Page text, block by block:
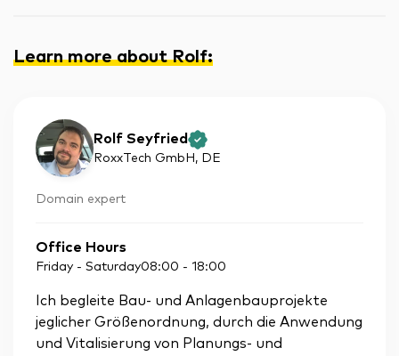
Learn more about Rolf:
Rolf Seyfried
RoxxTech GmbH , DE
Domain expert
Office Hours
Friday - Saturday08:00 - 18:00
Ich begleite Bau- und Anlagenbauprojekte
jeglicher Größenordnung, durch die Anwendung
und Vitalisierung von Planungs- und